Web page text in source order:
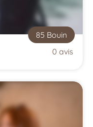
85 Bouin
0 avis